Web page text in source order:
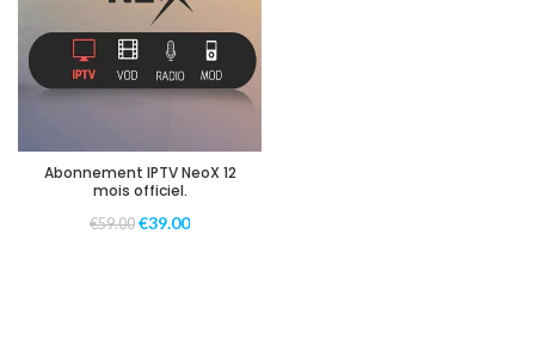
Abonnement IPTV NeoX 12
mois officiel.
€59.00 €39.00